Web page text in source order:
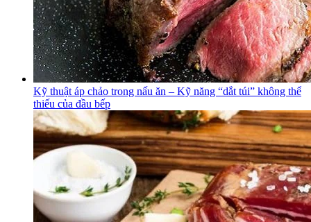
Kỹ thuật áp chảo trong nấu ăn – Kỹ năng “dắt túi” không thể
thiếu của đầu bếp